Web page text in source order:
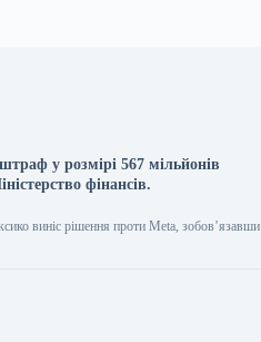
у розмірі 567 мільйонів
фінансів.
виніс рішення проти Meta, зобов’язавши